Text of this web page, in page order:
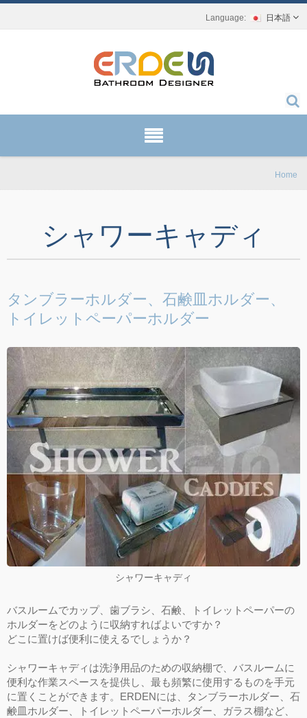
日本語
Home
シャワーキャディ
タンブラーホルダー、石鹸皿ホルダー、
トイレットペーパーホルダー
シャワーキャディ
バスルームでカップ、歯ブラシ、石鹸、トイレットペーパーの
ホルダーをどのように収納すればよいですか？
どこに置けば便利に使えるでしょうか？
シャワーキャディは洗浄用品のための収納棚で、バスルームに
便利な作業スペースを提供し、最も頻繁に使用するものを手元
に置くことができます。ERDENには、タンブラーホルダー、石
鹸皿ホルダー、トイレットペーパーホルダー、ガラス棚など、